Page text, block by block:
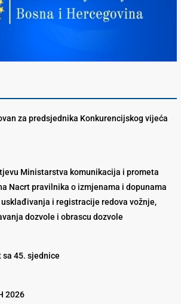
za predsjednika Konkurencijskog vijeća
Ministarstva komunikacija i prometa
Nacrt pravilnika o izmjenama i dopunama
i registracije redova vožnje,
dozvole i obrascu dozvole
45. sjednice
2026